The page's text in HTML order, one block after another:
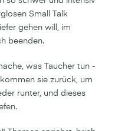
Small Talk
gehen will, im
beenden.
was Taucher tun -
sie zurück, um
runter, und dieses